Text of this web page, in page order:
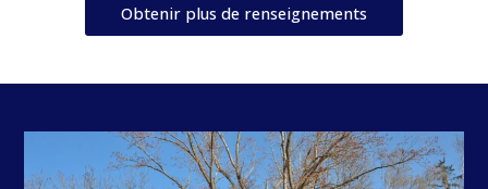
Obtenir plus de renseignements